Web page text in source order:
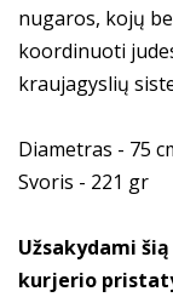
nugaros, kojų
koordinuoti
kraujagyslių
Diametras - 75
Svoris - 221 gr
Užsakydami
kurjerio